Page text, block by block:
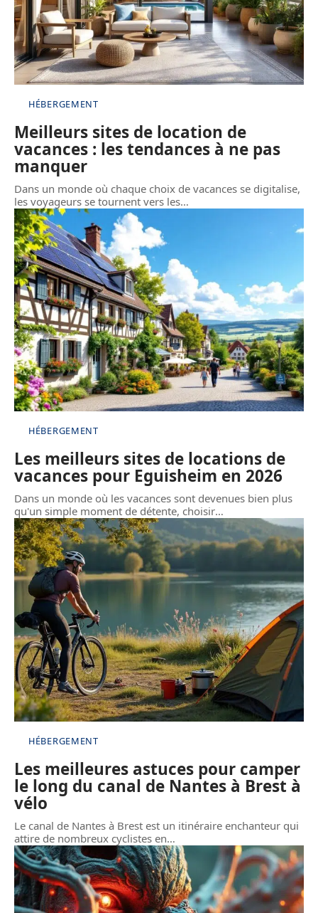
HÉBERGEMENT
Meilleurs sites de location de
vacances : les tendances à ne pas
manquer
Dans un monde où chaque choix de vacances se digitalise,
les voyageurs se tournent vers les…
HÉBERGEMENT
Les meilleurs sites de locations de
vacances pour Eguisheim en 2026
Dans un monde où les vacances sont devenues bien plus
qu'un simple moment de détente, choisir…
HÉBERGEMENT
Les meilleures astuces pour camper
le long du canal de Nantes à Brest à
vélo
Le canal de Nantes à Brest est un itinéraire enchanteur qui
attire de nombreux cyclistes en…